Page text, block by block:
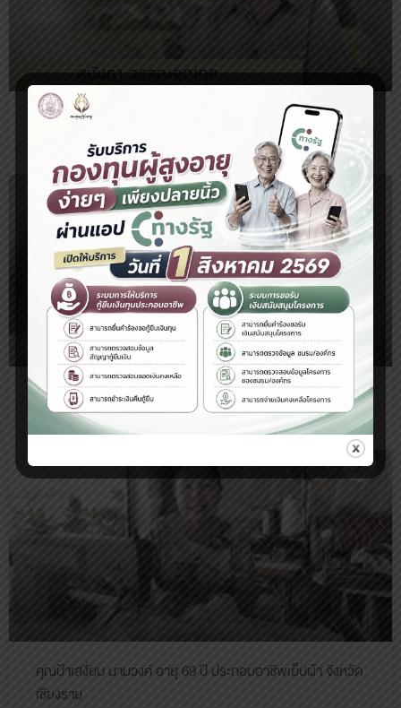
โครงการผู้สูงอายุยึดหลัก5สุข ในยุค 4.0 จังหวัดกาญจนบุรี
โครงการฝึกอบรมการถักนิตติ้ง จังหวัดนราธิวาส
คุณป้าเสงี่ยม นามวงค์ อายุ 69 ปี ประกอบอาชีพเย็บผ้า จังหวัด
เชียงราย